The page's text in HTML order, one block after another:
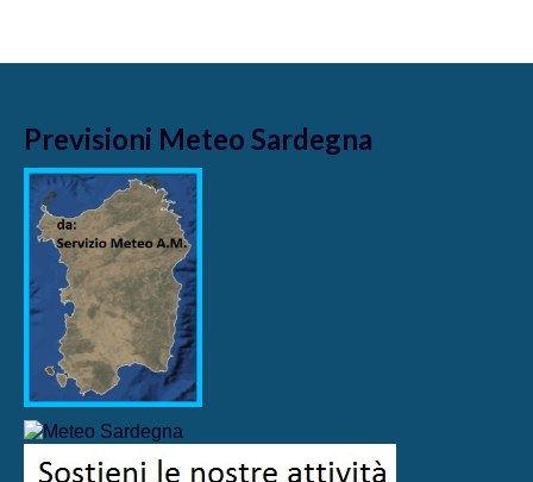
Previsioni Meteo Sardegna